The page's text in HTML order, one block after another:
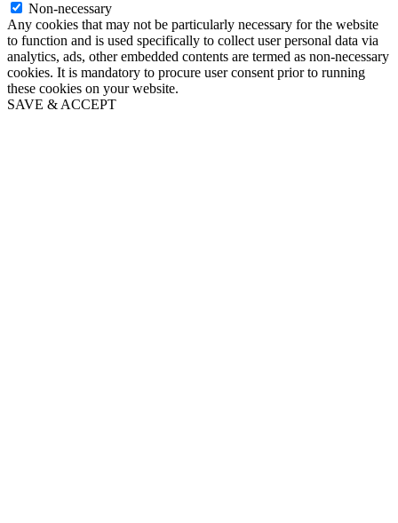
Non-necessary
Any cookies that may not be particularly necessary for the website
to function and is used specifically to collect user personal data via
analytics, ads, other embedded contents are termed as non-necessary
cookies. It is mandatory to procure user consent prior to running
these cookies on your website.
SAVE & ACCEPT